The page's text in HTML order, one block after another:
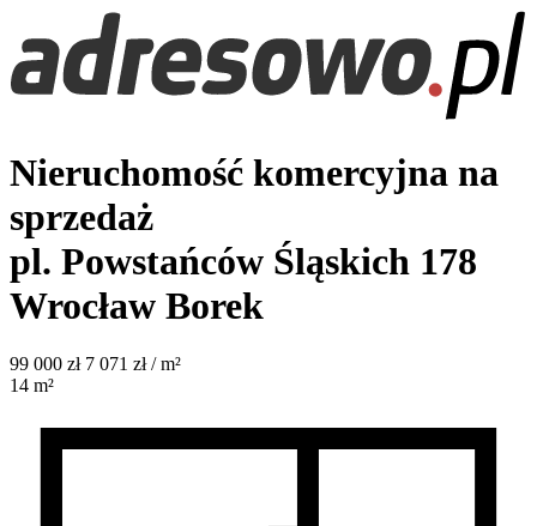
Nieruchomość komercyjna na
sprzedaż
pl. Powstańców Śląskich 178
Wrocław Borek
99 000 zł 7 071 zł / m²
14 m²